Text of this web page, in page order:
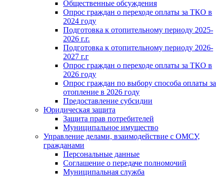
Общественные обсуждения
Опрос граждан о переходе оплаты за ТКО в
2024 году
Подготовка к отопительному периоду 2025-
2026 г.г.
Подготовка к отопительному периоду 2026-
2027 г.г
Опрос граждан о переходе оплаты за ТКО в
2026 году
Опрос граждан по выбору способа оплаты за
отопление в 2026 году
Предоставление субсидии
Юридическая защита
Защита прав потребителей
Муниципальное имущество
Управление делами, взаимодействие с ОМСУ,
гражданами
Персональные данные
Соглашение о передаче полномочий
Муниципальная служба